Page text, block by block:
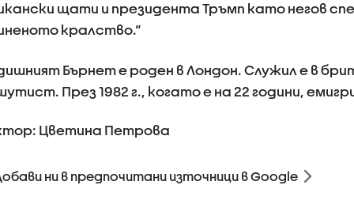
щати и президента Тръмп като негов
кралство.“
Бърнет е роден в Лондон. Служил е в
През 1982 г., когато е на 22 години,
Цветина Петрова
ни в предпочитани източници в Google